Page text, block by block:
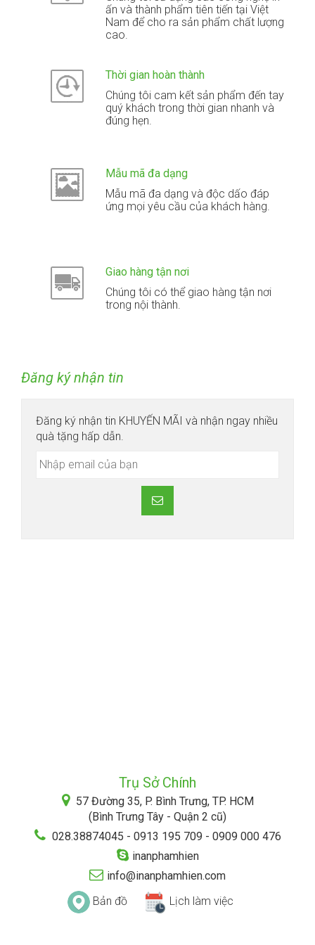
ấn và thành phẩm tiên tiến tại Việt
Nam để cho ra sản phẩm chất lượng
cao.
Thời gian hoàn thành
Chúng tôi cam kết sản phẩm đến tay
quý khách trong thời gian nhanh và
đúng hẹn.
Mẫu mã đa dạng
Mẫu mã đa dạng và độc dấo đáp
ứng mọi yêu cầu của khách hàng.
Giao hàng tận nơi
Chúng tôi có thể giao hàng tận nơi
trong nội thành.
Đăng ký nhận tin
Đăng ký nhận tin KHUYẾN MÃI và nhận ngay nhiều
quà tặng hấp dẫn.
Trụ Sở Chính
57 Đường 35, P. Bình Trưng, TP. HCM
(Bình Trưng Tây - Quận 2 cũ)
028.38874045 - 0913 195 709 - 0909 000 476
inanphamhien
info@inanphamhien.com
Bản đồ
Lịch làm việc